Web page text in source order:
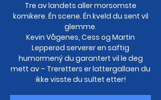
Tre av landets aller morsomste
komikere. Én scene. Én kveld du sent vil
glemme.
Kevin Vågenes, Cess og Martin
Lepperød serverer en saftig
humormený du garantert vil le deg
mett av – Treretters er lattergallaen du
ikke visste du sultet etter!